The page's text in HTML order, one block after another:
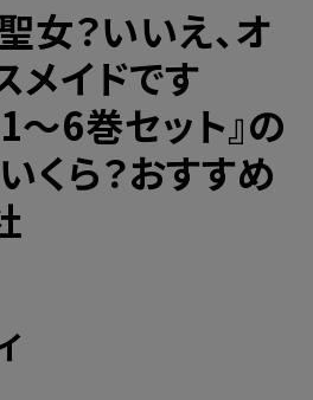
女？いいえ、オ
メイドです
～6巻セット』の
くら？おすすめ